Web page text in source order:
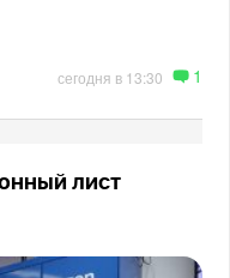
сегодня в 13:30 1
лист